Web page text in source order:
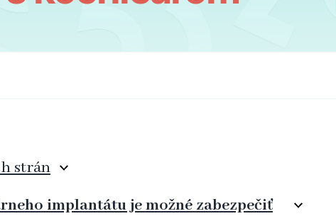
strán
implantátu je možné zabezpečiť